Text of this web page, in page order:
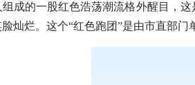
的一股红色浩荡潮流格外醒目，这
灿烂。这个“红色跑团”是由市直部